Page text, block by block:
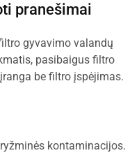
pranešimai
gyvavimo valandų
pasibaigus filtro
be filtro įspėjimas.
kontaminacijos.